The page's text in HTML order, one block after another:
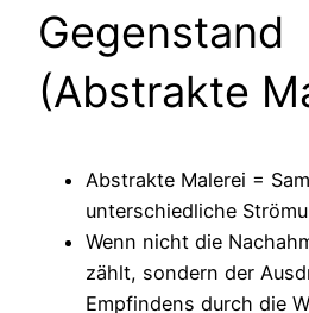
Gegenstand
(Abstrakte
Abstrakte Malerei =
unterschiedliche
Wenn nicht die
zählt, sondern der
Empfindens durch die